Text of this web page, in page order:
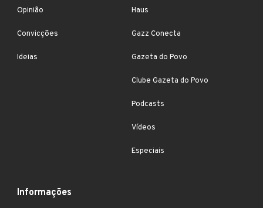
Opinião
Convicções
Ideias
Haus
Gazz Conecta
Gazeta do Povo
Clube Gazeta do Povo
Podcasts
Vídeos
Especiais
Informações